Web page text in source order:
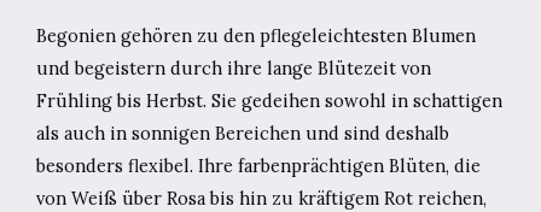
Begonien gehören zu den pflegeleichtesten Blumen
und begeistern durch ihre lange Blütezeit von
Frühling bis Herbst. Sie gedeihen sowohl in schattigen
als auch in sonnigen Bereichen und sind deshalb
besonders flexibel. Ihre farbenprächtigen Blüten, die
von Weiß über Rosa bis hin zu kräftigem Rot reichen,